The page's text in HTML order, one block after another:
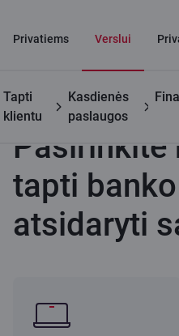
Privatiems Verslui
Tapti
klientu
Kasdienės
paslaugos
Verslui Pasiūlymas naujiems
Pasirinkite
tapti
atsidaryti